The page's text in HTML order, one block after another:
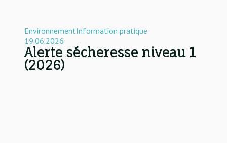
EnvironnementInformation pratique
19.06.2026
Alerte sécheresse niveau 1
(2026)